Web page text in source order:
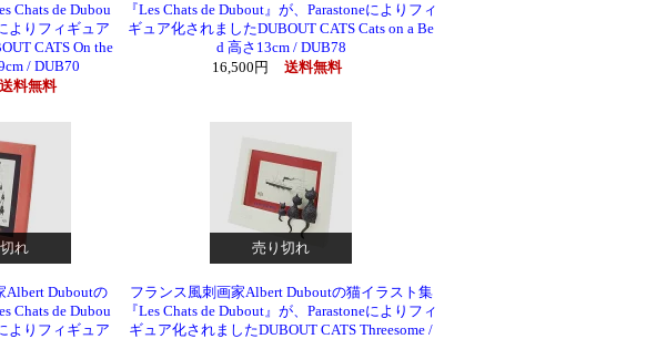
Chats de Dubou
よりフィギュア
CATS On the
/ DUB70
送料無料
『Les Chats de Dubout』が、Parastoneによりフィ
ギュア化されましたDUBOUT CATS Cats on a Be
d 高さ13cm / DUB78
16,500円
送料無料
れ 売り切れ
Albert Duboutの
Chats de Dubou
よりフィギュア
フランス風刺画家Albert Duboutの猫イラスト集
『Les Chats de Dubout』が、Parastoneによりフィ
ギュア化されましたDUBOUT CATS Threesome /